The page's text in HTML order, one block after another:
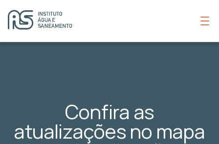
Confira as
atualizações no mapa